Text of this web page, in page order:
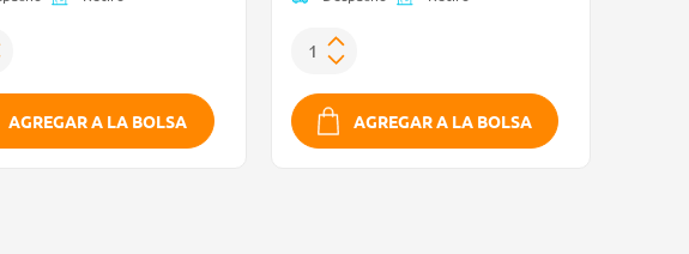
AGREGAR A LA BOLSA AGREGAR A LA BOLSA